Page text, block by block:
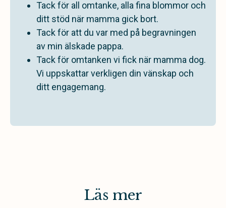
Tack för all omtanke, alla fina blommor och
ditt stöd när mamma gick bort.
Tack för att du var med på begravningen
av min älskade pappa.
Tack för omtanken vi fick när mamma dog.
Vi uppskattar verkligen din vänskap och
ditt engagemang.
Läs mer